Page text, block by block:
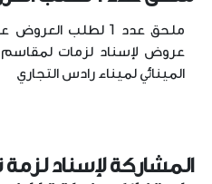
عروض لإسناد لزمات لمقاسم
المينائي لميناء رادس التجاري
المشاركة لإسناد لزمة